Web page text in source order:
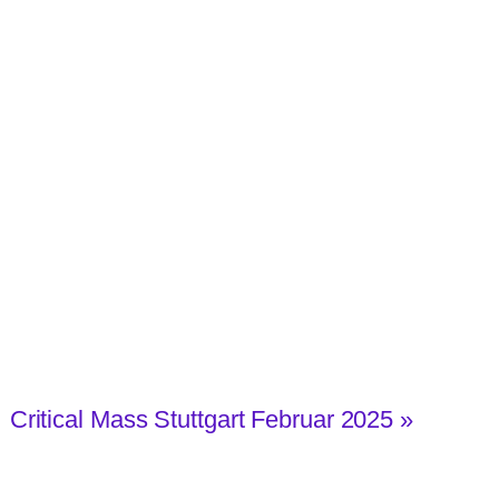
Critical Mass Stuttgart Februar 2025 »